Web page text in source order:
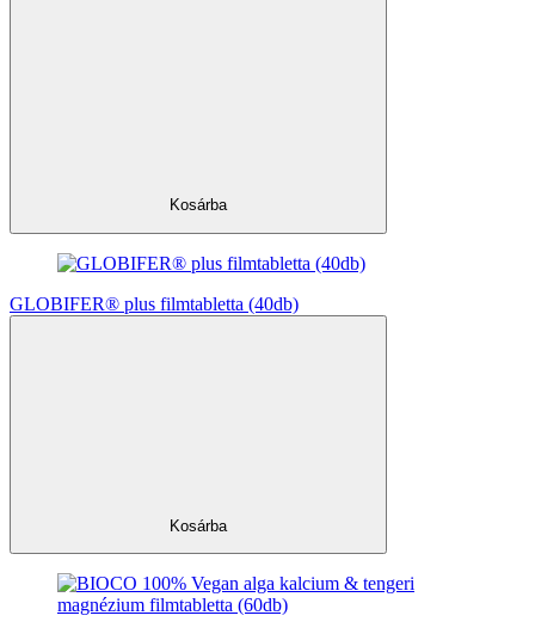
Kosárba
GLOBIFER® plus filmtabletta (40db)
Kosárba